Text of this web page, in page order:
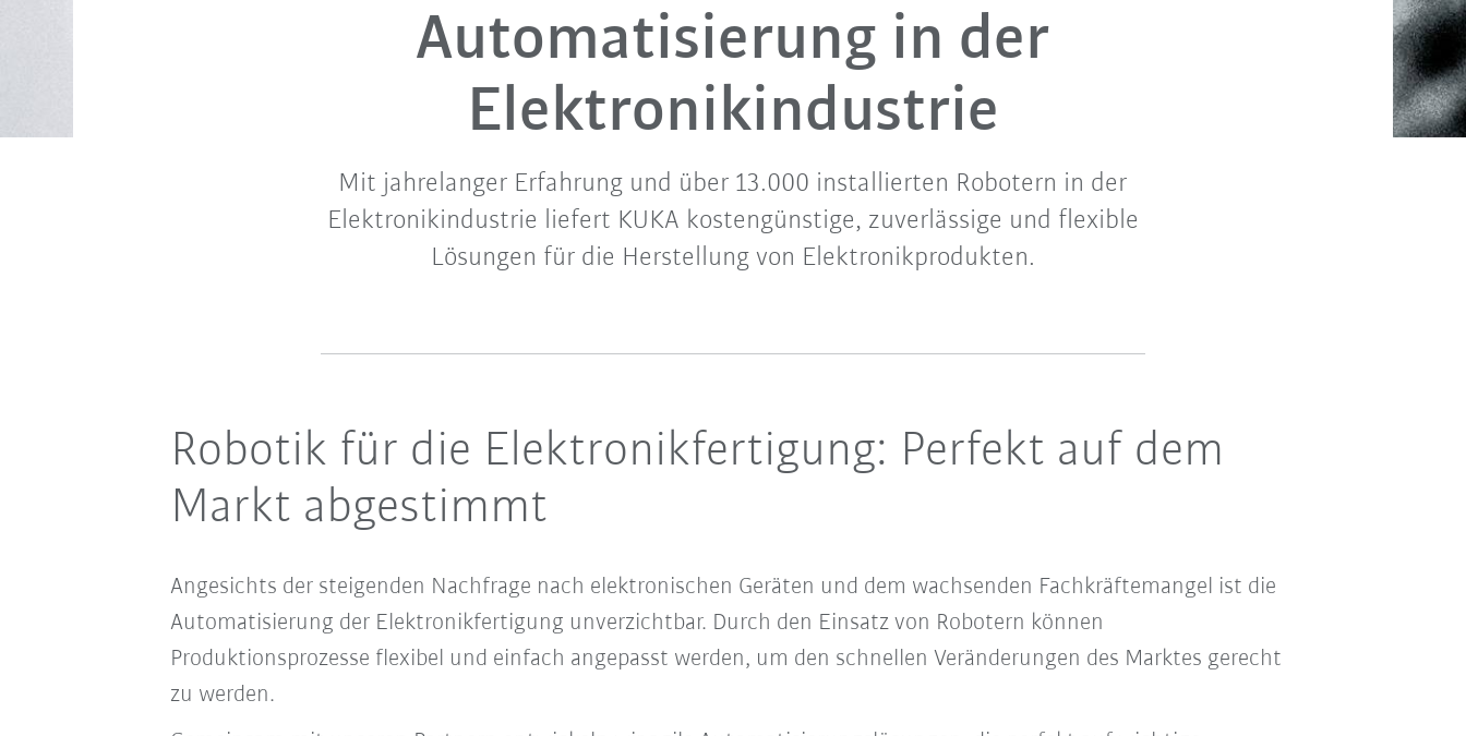
Automatisierung in der
Elektronikindustrie
Mit jahrelanger Erfahrung und über 13.000 installierten Robotern in der
Elektronikindustrie liefert KUKA kostengünstige, zuverlässige und flexible
Lösungen für die Herstellung von Elektronikprodukten.
Robotik für die Elektronikfertigung: Perfekt auf dem
Markt abgestimmt
Angesichts der steigenden Nachfrage nach elektronischen Geräten und dem wachsenden Fachkräftemangel ist die
Automatisierung der Elektronikfertigung unverzichtbar. Durch den Einsatz von Robotern können
Produktionsprozesse flexibel und einfach angepasst werden, um den schnellen Veränderungen des Marktes gerecht
zu werden.